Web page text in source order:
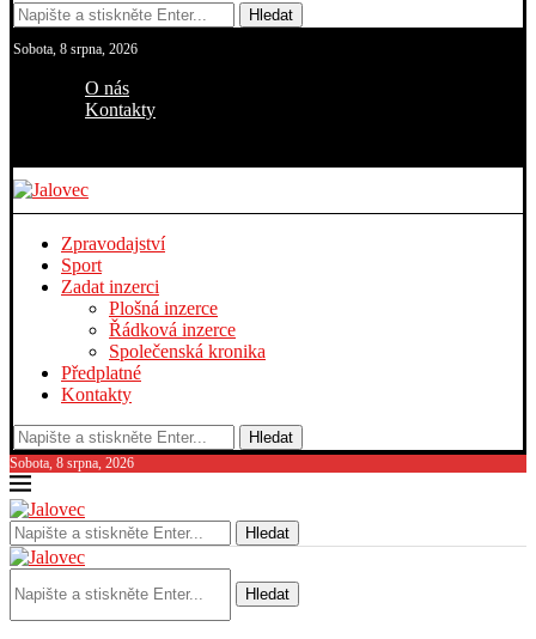
Hledat
Sobota, 8 srpna, 2026
O nás
Kontakty
Zpravodajství
Sport
Zadat inzerci
Plošná inzerce
Řádková inzerce
Společenská kronika
Předplatné
Kontakty
Hledat
Sobota, 8 srpna, 2026
Hledat
Hledat